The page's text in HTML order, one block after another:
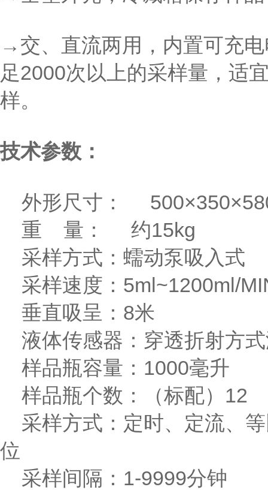
→交、直流两用，内置可充
足2000次以上的采样量，适
样。
技术参数：
外形尺寸：
重 量： 约15kg
采样方式：蠕动泵吸入式
采样速度：5ml~1200ml/
垂直吸呈：8米
液体传感器：穿透折射方
样品瓶容量：1000毫升
样品瓶个数：（标配）12
采样方式：定时、定流、
位
采样间隔：1-9999分钟